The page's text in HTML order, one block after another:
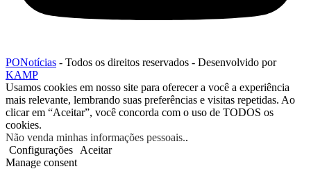
PONotícias - Todos os direitos reservados - Desenvolvido por
KAMP
Usamos cookies em nosso site para oferecer a você a experiência
mais relevante, lembrando suas preferências e visitas repetidas. Ao
clicar em “Aceitar”, você concorda com o uso de TODOS os
cookies.
Não venda minhas informações pessoais..
Configurações
Aceitar
Manage consent